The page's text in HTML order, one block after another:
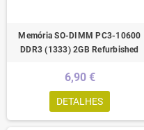
Memória SO-DIMM PC3-10600
DDR3 (1333) 2GB Refurbished
6,90 €
DETALHES